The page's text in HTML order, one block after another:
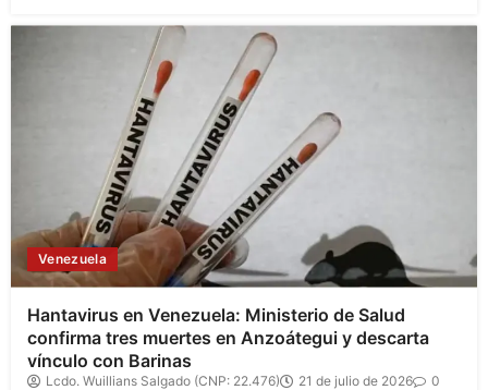
Venezuela
Hantavirus en Venezuela: Ministerio de Salud
confirma tres muertes en Anzoátegui y descarta
vínculo con Barinas
Lcdo. Wuillians Salgado (CNP: 22.476) 21 de julio de 2026 0